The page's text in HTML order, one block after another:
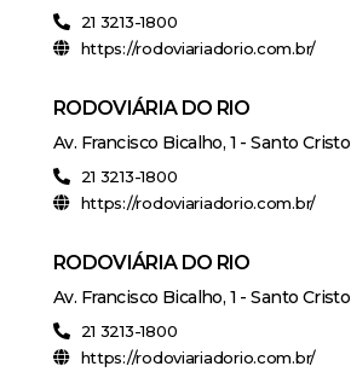
21 3213-1800
https://rodoviariadorio.com.br/
RODOVIÁRIA DO RIO
Av. Francisco Bicalho, 1 - Santo Cristo
21 3213-1800
https://rodoviariadorio.com.br/
RODOVIÁRIA DO RIO
Av. Francisco Bicalho, 1 - Santo Cristo
21 3213-1800
https://rodoviariadorio.com.br/